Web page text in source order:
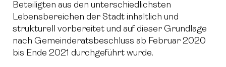
Beteiligten aus den unterschiedlichsten
Lebensbereichen der Stadt inhaltlich und
strukturell vorbereitet und auf dieser Grundlage
nach Gemeinderatsbeschluss ab Februar 2020
bis Ende 2021 durchgeführt wurde.